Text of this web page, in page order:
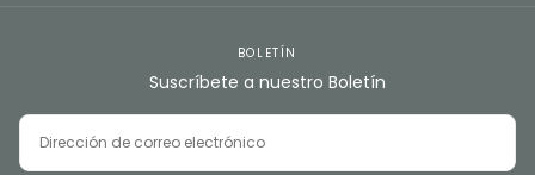
BOLETÍN
Suscríbete a nuestro Boletín
CORREO
ELECTRÓNICO